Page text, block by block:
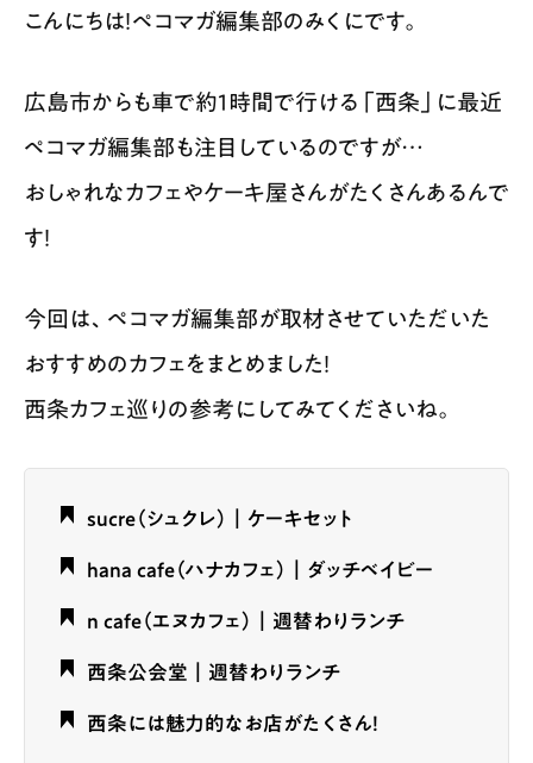
こんにちは！ペコマガ編集部のみくにです。
広島市からも車で約1時間で行ける「西条」に最近
ペコマガ編集部も注目しているのですが…
おしゃれなカフェやケーキ屋さんがたくさんあるんで
す！
今回は、ペコマガ編集部が取材させていただいた
おすすめのカフェをまとめました！
西条カフェ巡りの参考にしてみてくださいね。
sucre（シュクレ）｜ケーキセット
hana cafe（ハナカフェ）｜ダッチベイビー
n cafe（エヌカフェ）｜週替わりランチ
西条公会堂｜週替わりランチ
西条には魅力的なお店がたくさん！